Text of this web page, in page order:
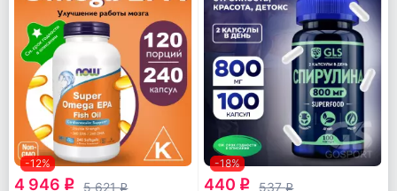
-12%
4 946 q 5 621q
-18%
440 q 537q